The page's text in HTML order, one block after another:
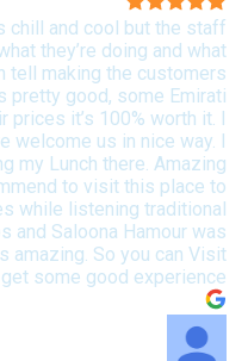
chill and cool but the staff
they’re doing and what
tell making the customers
pretty good, some Emirati
prices it’s 100% worth it. I
welcome us in nice way. I
my Lunch there. Amazing
to visit this place to
while listening traditional
and Saloona Hamour was
amazing. So you can Visit
some good experience.